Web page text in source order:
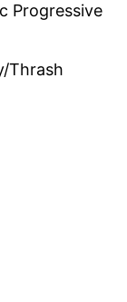
Progressive
Thrash